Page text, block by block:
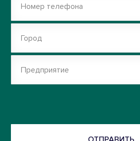
Номер телефона
Город
Предприятие